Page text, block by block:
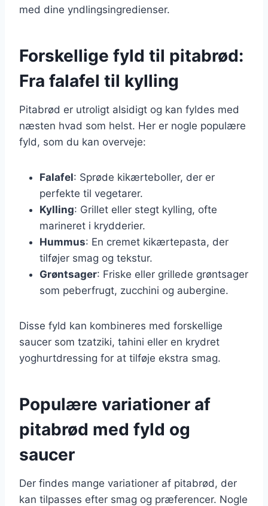
med dine yndlingsingredienser.
Forskellige fyld til pitabrød:
Fra falafel til kylling
Pitabrød er utroligt alsidigt og kan fyldes med
næsten hvad som helst. Her er nogle populære
fyld, som du kan overveje:
Falafel: Sprøde kikærteboller, der er
perfekte til vegetarer.
Kylling: Grillet eller stegt kylling, ofte
marineret i krydderier.
Hummus: En cremet kikærtepasta, der
tilføjer smag og tekstur.
Grøntsager: Friske eller grillede grøntsager
som peberfrugt, zucchini og aubergine.
Disse fyld kan kombineres med forskellige
saucer som tzatziki, tahini eller en krydret
yoghurtdressing for at tilføje ekstra smag.
Populære variationer af
pitabrød med fyld og
saucer
Der findes mange variationer af pitabrød, der
kan tilpasses efter smag og præferencer. Nogle